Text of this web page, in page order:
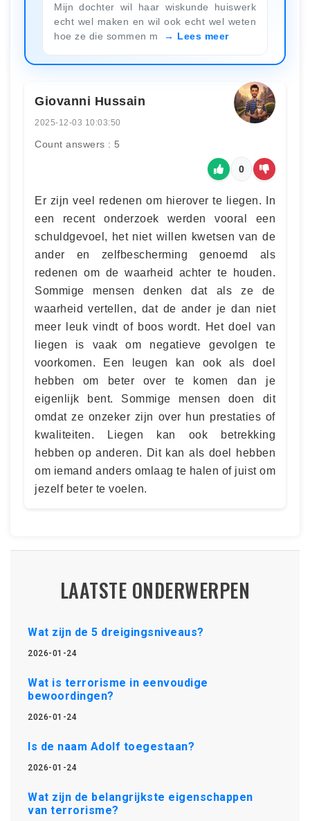
Mijn dochter wil haar wiskunde huiswerk
echt wel maken en wil ook echt wel weten
hoe ze die sommen m
Lees meer
Giovanni Hussain
2025-12-03 10:03:50
Count answers : 5
0
Er zijn veel redenen om hierover te liegen. In
een recent onderzoek werden vooral een
schuldgevoel, het niet willen kwetsen van de
ander en zelfbescherming genoemd als
redenen om de waarheid achter te houden.
Sommige mensen denken dat als ze de
waarheid vertellen, dat de ander je dan niet
meer leuk vindt of boos wordt. Het doel van
liegen is vaak om negatieve gevolgen te
voorkomen. Een leugen kan ook als doel
hebben om beter over te komen dan je
eigenlijk bent. Sommige mensen doen dit
omdat ze onzeker zijn over hun prestaties of
kwaliteiten. Liegen kan ook betrekking
hebben op anderen. Dit kan als doel hebben
om iemand anders omlaag te halen of juist om
jezelf beter te voelen.
LAATSTE ONDERWERPEN
Wat zijn de 5 dreigingsniveaus?
2026-01-24
Wat is terrorisme in eenvoudige
bewoordingen?
2026-01-24
Is de naam Adolf toegestaan?
2026-01-24
Wat zijn de belangrijkste eigenschappen
van terrorisme?